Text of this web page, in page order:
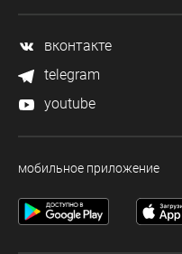
вконтакте
telegram
youtube
мобильное приложение